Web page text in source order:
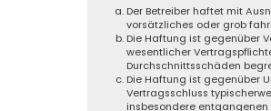
Der Betreiber haftet mit
vorsätzliches oder grob
Die Haftung ist gegenüber
wesentlicher
Durchschnittsschäden
Die Haftung ist gegenüber
Vertragsschluss
insbesondere entgangenen